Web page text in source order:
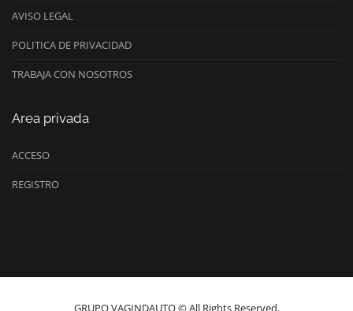
AVISO LEGAL
POLITICA DE PRIVACIDAD
TRABAJA CON NOSOTROS
Area privada
ACCESO
REGISTRO
GRUPO VAGINDAUTO © All Rights Reserved.